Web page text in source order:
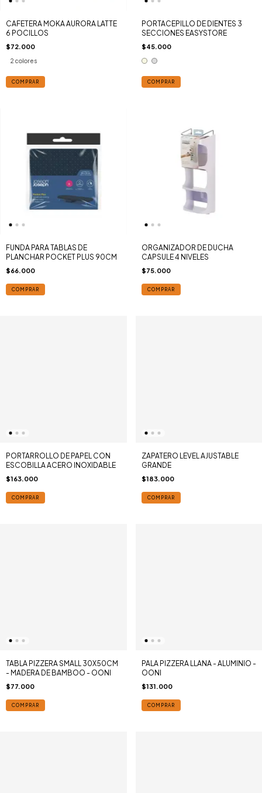
CAFETERA MOKA AURORA LATTE
6 POCILLOS
$72.000
2 colores
COMPRAR
PORTACEPILLO DE DIENTES 3
SECCIONES EASYSTORE
$45.000
COMPRAR
FUNDA PARA TABLAS DE
PLANCHAR POCKET PLUS 90CM
$66.000
COMPRAR
ORGANIZADOR DE DUCHA
CAPSULE 4 NIVELES
$75.000
COMPRAR
PORTARROLLO DE PAPEL CON
ESCOBILLA ACERO INOXIDABLE
$163.000
COMPRAR
ZAPATERO LEVEL AJUSTABLE
GRANDE
$183.000
COMPRAR
TABLA PIZZERA SMALL 30X50CM
- MADERA DE BAMBOO - OONI
$77.000
COMPRAR
PALA PIZZERA LLANA - ALUMINIO -
OONI
$131.000
COMPRAR